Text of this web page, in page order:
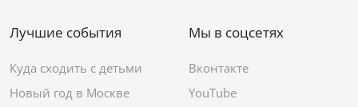
Лучшие события
Куда сходить с детьми
Новый год в Москве
Мы в соцсетях
Вконтакте
YouTube